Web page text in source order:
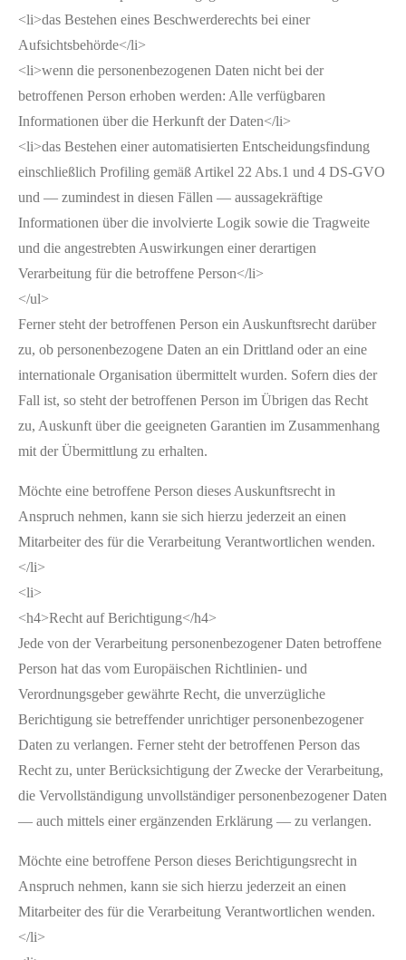
<li>das Bestehen eines Beschwerderechts bei einer
Aufsichtsbehörde</li>
<li>wenn die personenbezogenen Daten nicht bei der
betroffenen Person erhoben werden: Alle verfügbaren
Informationen über die Herkunft der Daten</li>
<li>das Bestehen einer automatisierten Entscheidungsfindung
einschließlich Profiling gemäß Artikel 22 Abs.1 und 4 DS-GVO
und — zumindest in diesen Fällen — aussagekräftige
Informationen über die involvierte Logik sowie die Tragweite
und die angestrebten Auswirkungen einer derartigen
Verarbeitung für die betroffene Person</li>
</ul>
Ferner steht der betroffenen Person ein Auskunftsrecht darüber
zu, ob personenbezogene Daten an ein Drittland oder an eine
internationale Organisation übermittelt wurden. Sofern dies der
Fall ist, so steht der betroffenen Person im Übrigen das Recht
zu, Auskunft über die geeigneten Garantien im Zusammenhang
mit der Übermittlung zu erhalten.
Möchte eine betroffene Person dieses Auskunftsrecht in
Anspruch nehmen, kann sie sich hierzu jederzeit an einen
Mitarbeiter des für die Verarbeitung Verantwortlichen wenden.
</li>
<li>
<h4>Recht auf Berichtigung</h4>
Jede von der Verarbeitung personenbezogener Daten betroffene
Person hat das vom Europäischen Richtlinien- und
Verordnungsgeber gewährte Recht, die unverzügliche
Berichtigung sie betreffender unrichtiger personenbezogener
Daten zu verlangen. Ferner steht der betroffenen Person das
Recht zu, unter Berücksichtigung der Zwecke der Verarbeitung,
die Vervollständigung unvollständiger personenbezogener Daten
— auch mittels einer ergänzenden Erklärung — zu verlangen.
Möchte eine betroffene Person dieses Berichtigungsrecht in
Anspruch nehmen, kann sie sich hierzu jederzeit an einen
Mitarbeiter des für die Verarbeitung Verantwortlichen wenden.
</li>